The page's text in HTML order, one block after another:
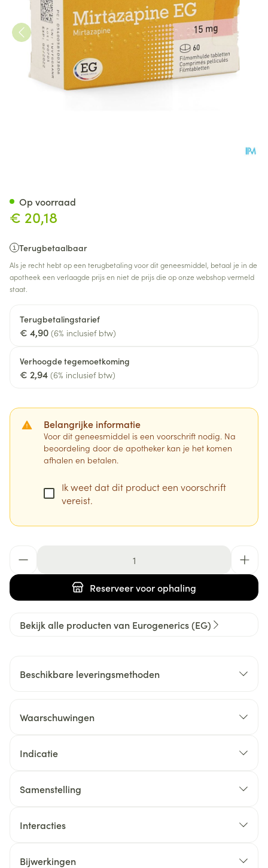
€ 20,18
Terugbetaalbaar
Als je recht hebt op een terugbetaling voor dit geneesmiddel, betaal je in de
apotheek een verlaagde prijs en niet de prijs die op onze webshop vermeld
staat.
Terugbetalingstarief
€ 4,90 (6% inclusief btw)
Verhoogde tegemoetkoming
€ 2,94 (6% inclusief btw)
Belangrijke informatie
Voor dit geneesmiddel is een voorschrift nodig. Na
beoordeling door de apotheker kan je het komen
afhalen en betalen.
Ik weet dat dit product een voorschrift
vereist.
Reserveervoor ophaling
Op voorraad
Bekijk alle producten van Eurogenerics (EG)
Beschikbare leveringsmethoden
Waarschuwingen
Indicatie
Samenstelling
Interacties
Bijwerkingen